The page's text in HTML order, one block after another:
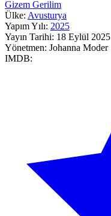
Gizem Gerilim
Ülke: Avusturya
Yapım Yılı: 2025
Yayın Tarihi: 18 Eylül 2025
Yönetmen: Johanna Moder
IMDB: